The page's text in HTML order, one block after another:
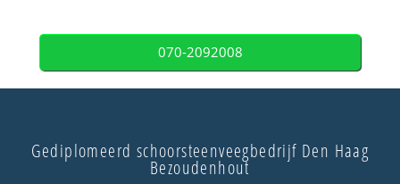
070-2092008
Gediplomeerd schoorsteenveegbedrijf Den Haag
Bezoudenhout